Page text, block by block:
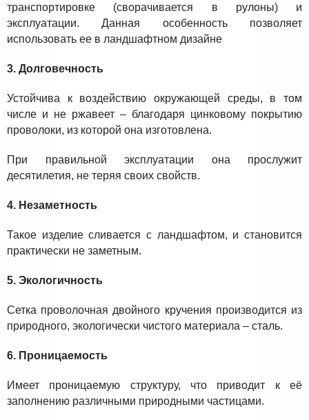
транспортировке (сворачивается в рулоны) и
эксплуатации. Данная особенность позволяет
использовать ее в ландшафтном дизайне
3. Долговечность
Устойчива к воздействию окружающей среды, в том
числе и не ржавеет – благодаря цинковому покрытию
проволоки, из которой она изготовлена.
При правильной эксплуатации она прослужит
десятилетия, не теряя своих свойств.
4. Незаметность
Такое изделие сливается с ландшафтом, и становится
практически не заметным.
5. Экологичность
Сетка проволочная двойного кручения производится из
природного, экологически чистого материала – сталь.
6. Проницаемость
Имеет проницаемую структуру, что приводит к её
заполнению различными природными частицами.